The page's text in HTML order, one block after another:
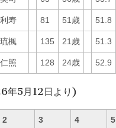
寿 81 51歳 51.8
楓 135 21歳 51.3
照 128 24歳 52.9
年5月12日より)
2 3 4 5